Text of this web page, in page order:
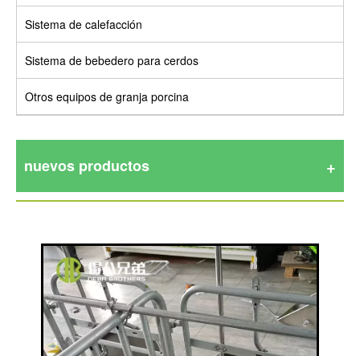
Sistema de calefacción
Sistema de bebedero para cerdos
Otros equipos de granja porcina
nuevos productos